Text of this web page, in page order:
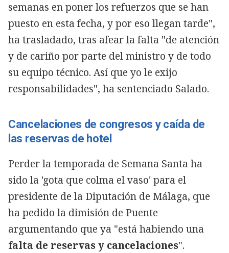
semanas en poner los refuerzos que se han
puesto en esta fecha, y por eso llegan tarde",
ha trasladado, tras afear la falta "de atención
y de cariño por parte del ministro y de todo
su equipo técnico. Así que yo le exijo
responsabilidades", ha sentenciado Salado.
Cancelaciones de congresos y caída de
las reservas de hotel
Perder la temporada de Semana Santa ha
sido la 'gota que colma el vaso' para el
presidente de la Diputación de Málaga, que
ha pedido la dimisión de Puente
argumentando que ya "está habiendo una
falta de reservas y cancelaciones".